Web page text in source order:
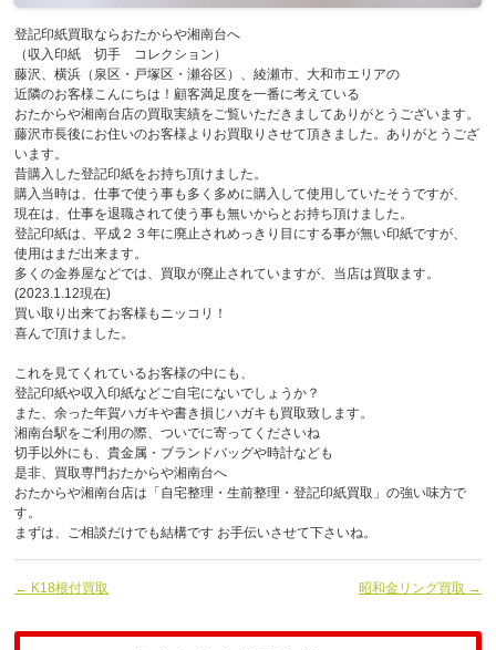
登記印紙買取ならおたからや湘南台へ
（収入印紙 切手 コレクション）
藤沢、横浜（泉区・戸塚区・瀬谷区）、綾瀬市、大和市エリアの
近隣のお客様こんにちは！顧客満足度を一番に考えている
おたからや湘南台店の買取実績をご覧いただきましてありがとうございます。
藤沢市長後にお住いのお客様よりお買取りさせて頂きました。ありがとうござ
います。
昔購入した登記印紙をお持ち頂けました。
購入当時は、仕事で使う事も多く多めに購入して使用していたそうですが、
現在は、仕事を退職されて使う事も無いからとお持ち頂けました。
登記印紙は、平成２３年に廃止されめっきり目にする事が無い印紙ですが、
使用はまだ出来ます。
多くの金券屋などでは、買取が廃止されていますが、当店は買取ます。
(2023.1.12現在)
買い取り出来てお客様もニッコリ！
喜んで頂けました。
これを見てくれているお客様の中にも、
登記印紙や収入印紙などご自宅にないでしょうか？
また、余った年賀ハガキや書き損じハガキも買取致します。
湘南台駅をご利用の際、ついでに寄ってくださいね
切手以外にも、貴金属・ブランドバッグや時計なども
是非、買取専門おたからや湘南台へ
おたからや湘南台店は「自宅整理・生前整理・登記印紙買取」の強い味方で
す。
まずは、ご相談だけでも結構です お手伝いさせて下さいね。
← K18根付買取 昭和金リング買取 →